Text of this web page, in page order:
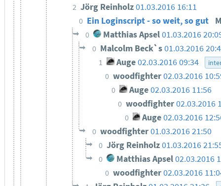
2 Jörg Reinholz01.03.2016 16:11
0 Ein Loginscript - so weit, so gut
0 Matthias Apsel01.03.2016
0 Malcolm Beck`s01.03.2016
1 Auge 02.03.2016 09:34
0 woodfighter02.03.2016
0 Auge02.03.2016 11:56
0 woodfighter02.03.2016
0 Auge02.03.2016
0 woodfighter01.03.2016 21:50
0 Jörg Reinholz01.03.2016
0 Matthias Apsel 02.03.2016
0 woodfighter02.03.2016